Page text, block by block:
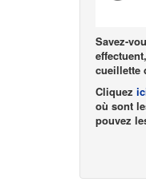
Savez-
cueillette
Cliquez
où sont
pouvez